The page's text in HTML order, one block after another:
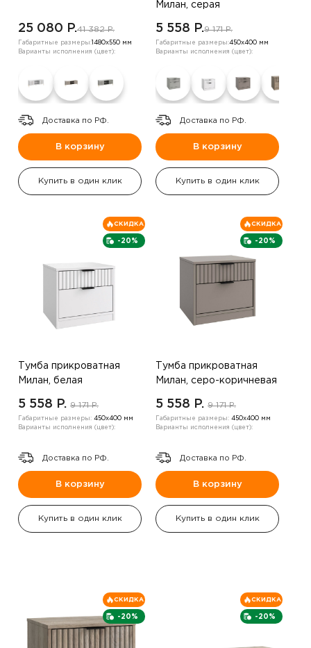
25 080 P.41 382 P.
Габаритные размеры: 1480х550 мм
Варианты исполнения (цвет):
Доставка по РФ.
В корзину
Купить в один клик
Милан, серая
5 558 P.9 171 P.
Габаритные размеры:450х400 мм
Варианты исполнения (цвет):
Доставка по РФ.
В корзину
Купить в один клик
-20%
СКИДКА
Тумба прикроватная
Милан, белая
5 558 P. 9 171 P.
Габаритные размеры: 450х400 мм
Варианты исполнения (цвет):
Доставка по РФ.
В корзину
Купить в один клик
-20%
СКИДКА
Тумба прикроватная
Милан, серо-коричневая
5 558 P. 9 171 P.
Габаритные размеры: 450х400 мм
Варианты исполнения (цвет):
Доставка по РФ.
В корзину
Купить в один клик
-20%
СКИДКА
-20%
СКИДКА